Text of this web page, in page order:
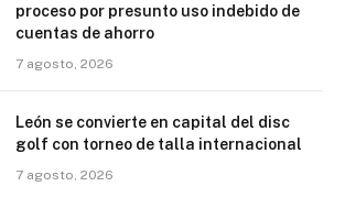
proceso por presunto uso indebido de
cuentas de ahorro
7 agosto, 2026
León se convierte en capital del disc
golf con torneo de talla internacional
7 agosto, 2026